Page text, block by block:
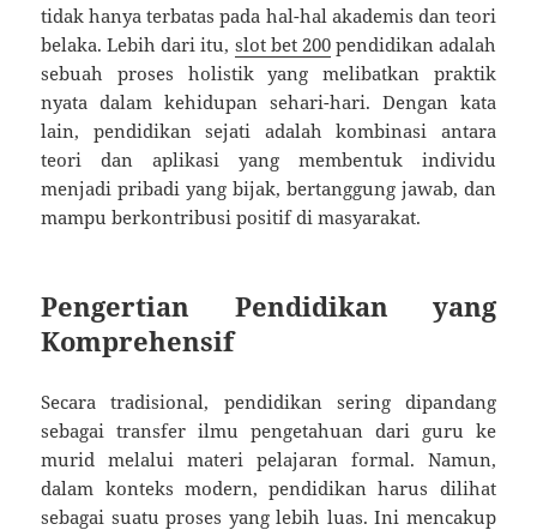
tidak hanya terbatas pada hal-hal akademis dan teori
belaka. Lebih dari itu, slot bet 200pendidikan adalah
sebuah proses holistik yang melibatkan praktik
nyata dalam kehidupan sehari-hari. Dengan kata
lain, pendidikan sejati adalah kombinasi antara
teori dan aplikasi yang membentuk individu
menjadi pribadi yang bijak, bertanggung jawab, dan
mampu berkontribusi positif di masyarakat.
Pengertian Pendidikan yang
Komprehensif
Secara tradisional, pendidikan sering dipandang
sebagai transfer ilmu pengetahuan dari guru ke
murid melalui materi pelajaran formal. Namun,
dalam konteks modern, pendidikan harus dilihat
sebagai suatu proses yang lebih luas. Ini mencakup